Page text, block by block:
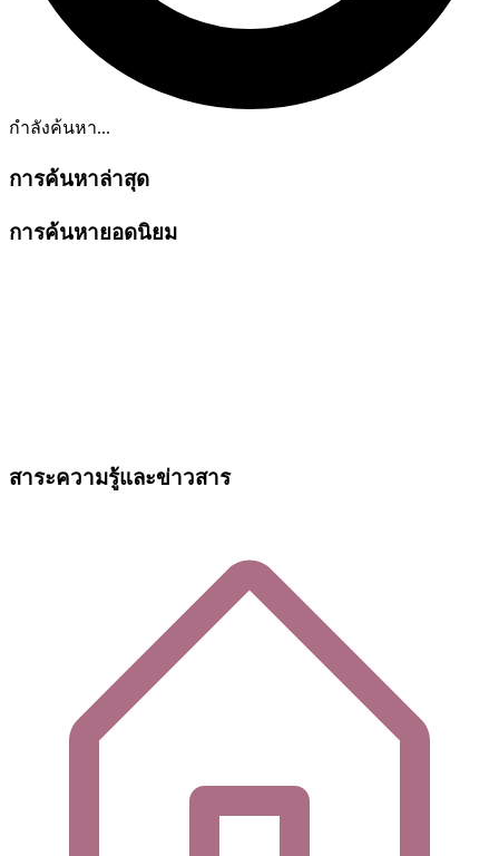
กำลังค้นหา...
การค้นหาล่าสุด
การค้นหายอดนิยม
สาระความรู้และข่าวสาร